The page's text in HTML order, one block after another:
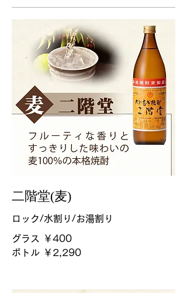
二階堂(麦)
ロック/水割り/お湯割り
グラス
￥400
ボトル ￥2,290